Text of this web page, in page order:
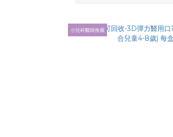
小兒科醫師推薦